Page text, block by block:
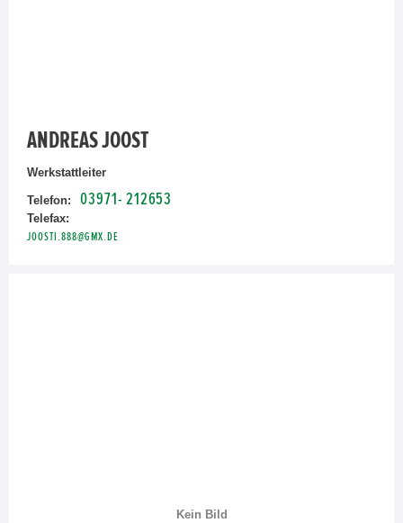
ANDREAS JOOST
Werkstattleiter
Telefon: 03971- 212653
Telefax:
JOOSTI.888@GMX.DE
Kein Bild